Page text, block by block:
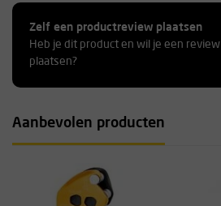
Zelf een productreview plaatsen
Heb je dit product en wil je een review
plaatsen?
Aanbevolen producten